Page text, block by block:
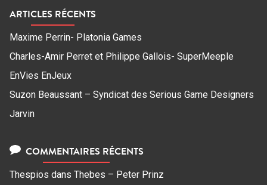
ARTICLES RÉCENTS
Maxime Perrin- Platonia Games
Charles-Amir Perret et Philippe Gallois- SuperMeeple
EnVies EnJeux
Suzon Beaussant – Syndicat des Serious Game Designers
Jarvin
COMMENTAIRES RÉCENTS
Thespios dans Thebes – Peter Prinz